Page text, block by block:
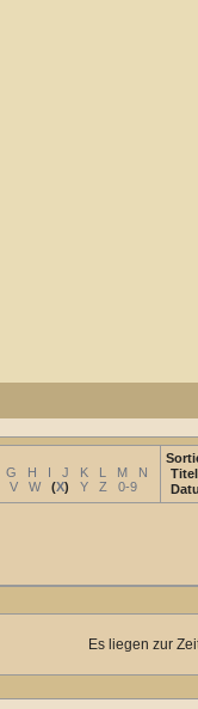
G H I J K L M
N
V W (X) Y Z 0-9
Titel
Es liegen zur